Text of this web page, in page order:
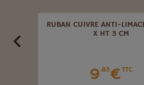
RUBAN CUIVRE ANTI-
X HT 3 CM
9.83€TTC